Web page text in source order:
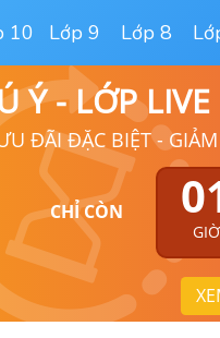
10 Lớp 9 Lớp 8
Ý - LỚP
ĐÃI ĐẶC BIỆT -
CHỈ CÒN
GIỜ